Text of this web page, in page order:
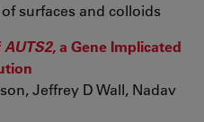
surfaces and colloids
AUTS2, a Gene Implicated
Jeffrey D Wall, Nadav